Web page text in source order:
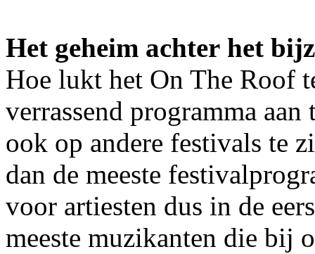
Het geheim achter het
Hoe lukt het On The Roof
verrassend programma
ook op andere festivals te
dan de meeste
voor artiesten dus in de
meeste muzikanten die bij